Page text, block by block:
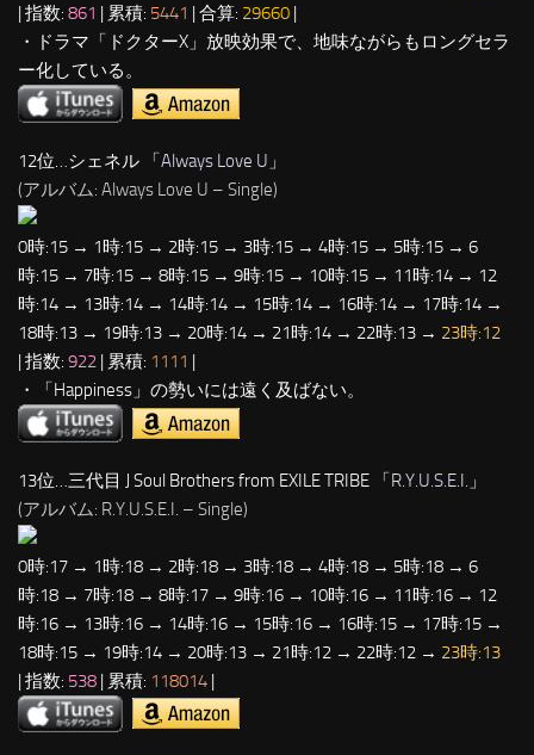
| 指数: 861 | 累積: 5441 | 合算: 29660 |
・ドラマ「ドクターX」放映効果で、地味ながらもロングセラ
ー化している。
12位…シェネル 「Always Love U 」
(アルバム: Always Love U – Single)
0時:15 → 1時:15 → 2時:15 → 3時:15 → 4時:15 → 5時:15 → 6
時:15 → 7時:15 → 8時:15 → 9時:15 → 10時:15 → 11時:14 → 12
時:14 → 13時:14 → 14時:14 → 15時:14 → 16時:14 → 17時:14 →
18時:13 → 19時:13 → 20時:14 → 21時:14 → 22時:13 → 23時:12
| 指数: 922 | 累積: 1111 |
・「Happiness」の勢いには遠く及ばない。
13位…三代目 J Soul Brothers from EXILE TRIBE 「R.Y.U.S.E.I. 」
(アルバム: R.Y.U.S.E.I. – Single)
0時:17 → 1時:18 → 2時:18 → 3時:18 → 4時:18 → 5時:18 → 6
時:18 → 7時:18 → 8時:17 → 9時:16 → 10時:16 → 11時:16 → 12
時:16 → 13時:16 → 14時:16 → 15時:16 → 16時:15 → 17時:15 →
18時:15 → 19時:14 → 20時:13 → 21時:12 → 22時:12 → 23時:13
| 指数: 538 | 累積: 118014 |